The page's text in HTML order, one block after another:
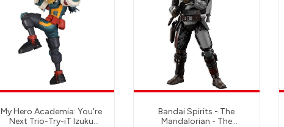
My Hero Academia: You're
Next Trio-Try-iT Izuku
Bandai Spirits - The
Mandalorian - The